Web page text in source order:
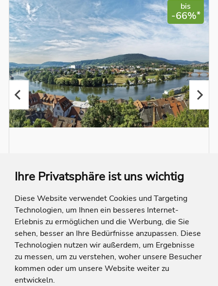
Ihre Privatsphäre ist uns wichtig
Diese Website verwendet Cookies und Targeting
Technologien, um Ihnen ein besseres Internet-
Erlebnis zu ermöglichen und die Werbung, die Sie
sehen, besser an Ihre Bedürfnisse anzupassen. Diese
Technologien nutzen wir außerdem, um Ergebnisse
zu messen, um zu verstehen, woher unsere Besucher
kommen oder um unsere Website weiter zu
entwickeln.
bis
-66%*
Hotel Franziskushöhe
Deutschland Bayern
Lohr am Main
Entfernung berechnen
Im Hotel Franziskushöhe erlebt ihr 4-Sterne-Komfort,
Panoramablick über die Mainschleife und die
malerische Natur des Spessarts – ideal für Erholung,
Genuss und unvergessliche Abenteuer.
2 Kinder bis 1 Jahr frei